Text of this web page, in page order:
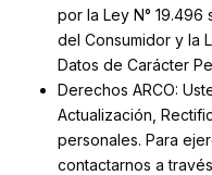
por la Ley N°
del Consumidor y la
Datos de Carácter
Derechos ARCO:
Actualización,
personales. Para
contactarnos a